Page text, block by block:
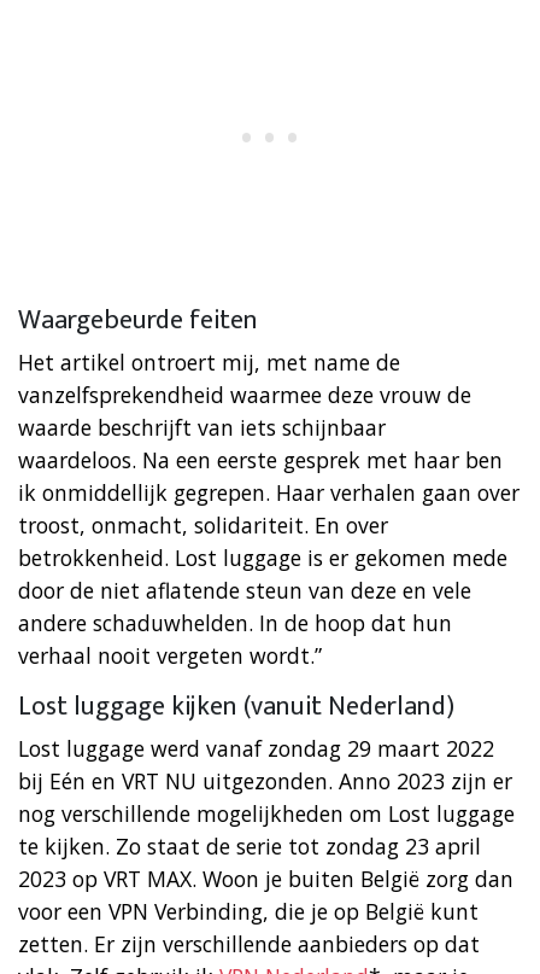
Waargebeurde feiten
Het artikel ontroert mij, met name de
vanzelfsprekendheid waarmee deze vrouw de
waarde beschrijft van iets schijnbaar
waardeloos. Na een eerste gesprek met haar ben
ik onmiddellijk gegrepen. Haar verhalen gaan over
troost, onmacht, solidariteit. En over
betrokkenheid. Lost luggage is er gekomen mede
door de niet aflatende steun van deze en vele
andere schaduwhelden. In de hoop dat hun
verhaal nooit vergeten wordt.”
Lost luggage kijken (vanuit Nederland)
Lost luggage werd vanaf zondag 29 maart 2022
bij Eén en VRT NU uitgezonden. Anno 2023 zijn er
nog verschillende mogelijkheden om Lost luggage
te kijken. Zo staat de serie tot zondag 23 april
2023 op VRT MAX. Woon je buiten België zorg dan
voor een VPN Verbinding, die je op België kunt
zetten. Er zijn verschillende aanbieders op dat